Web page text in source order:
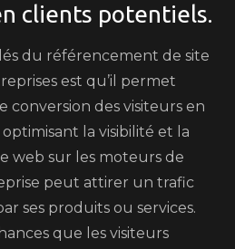
clients potentiels.
du référencement de site
est qu’il permet
conversion des visiteurs en
la visibilité et la
web sur les moteurs de
peut attirer un trafic
ses produits ou services.
que les visiteurs